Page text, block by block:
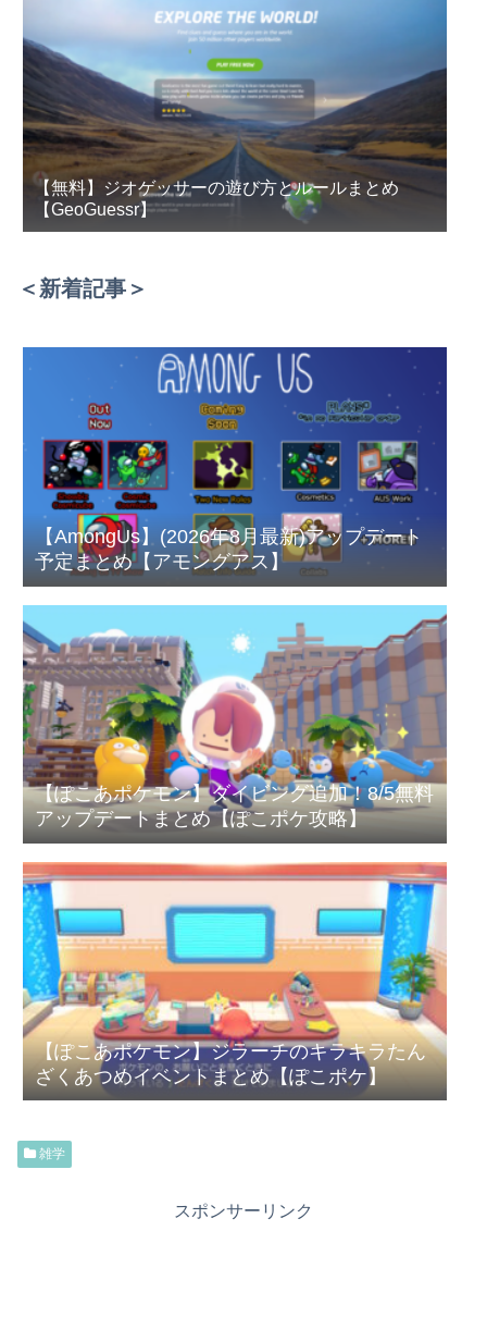
【無料】ジオゲッサーの遊び方とルールまとめ
【GeoGuessr】
＜新着記事＞
【AmongUs】(2026年8月最新)アップデート
予定まとめ【アモングアス】
【ぽこあポケモン】ダイビング追加！8/5無料
アップデートまとめ【ぽこポケ攻略】
【ぽこあポケモン】ジラーチのキラキラたん
ざくあつめイベントまとめ【ぽこポケ】
雑学
スポンサーリンク